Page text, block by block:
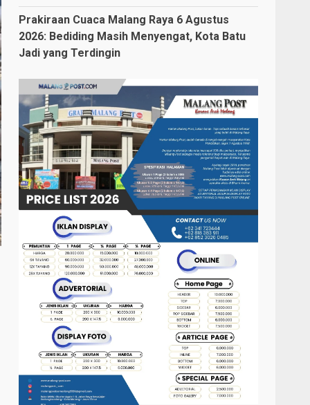
Prakiraan Cuaca Malang Raya 6 Agustus
2026: Bediding Masih Menyengat, Kota Batu
Jadi yang Terdingin